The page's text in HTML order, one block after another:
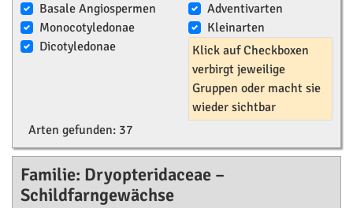
Basale Angiospermen
Monocotyledonae
Dicotyledonae
Adventivarten
Kleinarten
Klick auf Checkboxen
verbirgt jeweilige
Gruppen oder macht sie
wieder sichtbar
Arten gefunden: 37
Familie: Dryopteridaceae –
Schildfarngewächse